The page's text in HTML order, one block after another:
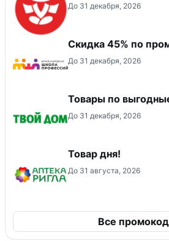
До 31 декабря, 2026
Скидка 45% по
До 31 декабря, 2026
Товары по
До 31 декабря, 2026
Товар дня!
До 31 августа, 2026
Все